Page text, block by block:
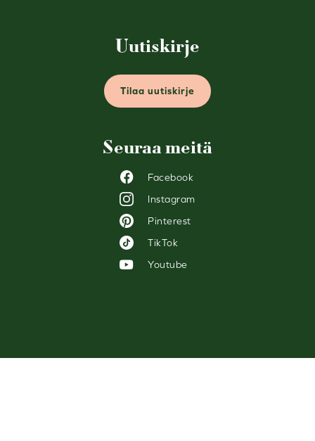
Seuraa meitä
Facebook
Instagram
Pinterest
TikTok
Youtube
Uutiskirje
Tilaa uutiskirje